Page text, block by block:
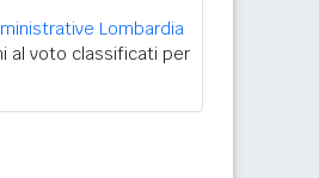
Lombardia
al voto classificati per